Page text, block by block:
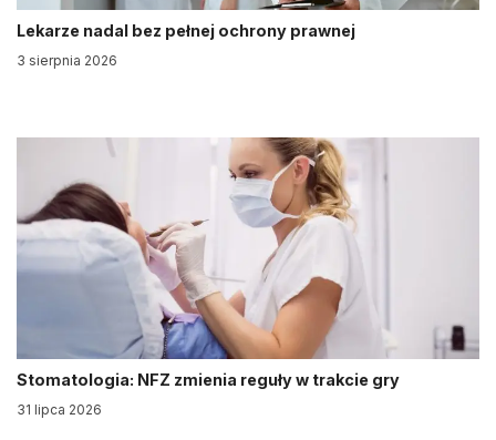
Lekarze nadal bez pełnej ochrony prawnej
3 sierpnia 2026
Stomatologia: NFZ zmienia reguły w trakcie gry
31 lipca 2026